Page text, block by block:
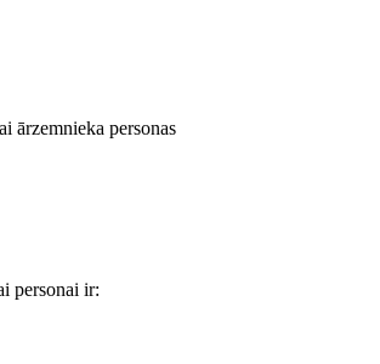
ārzemnieka personas
personai ir: